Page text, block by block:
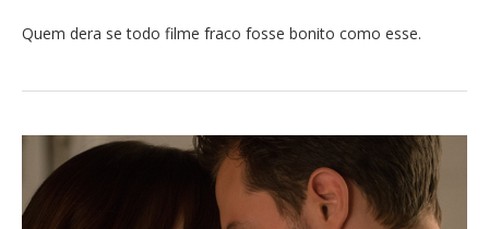
Quem dera se todo filme fraco fosse bonito como esse.